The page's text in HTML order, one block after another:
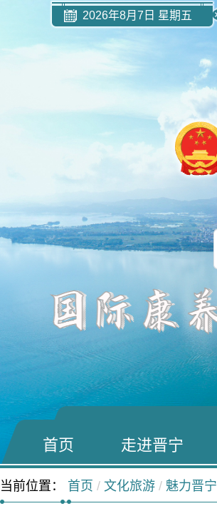
2026年8月7日 星期五
首页 走进晋宁
当前位置： 首页 / 文化旅游 / 魅力晋宁